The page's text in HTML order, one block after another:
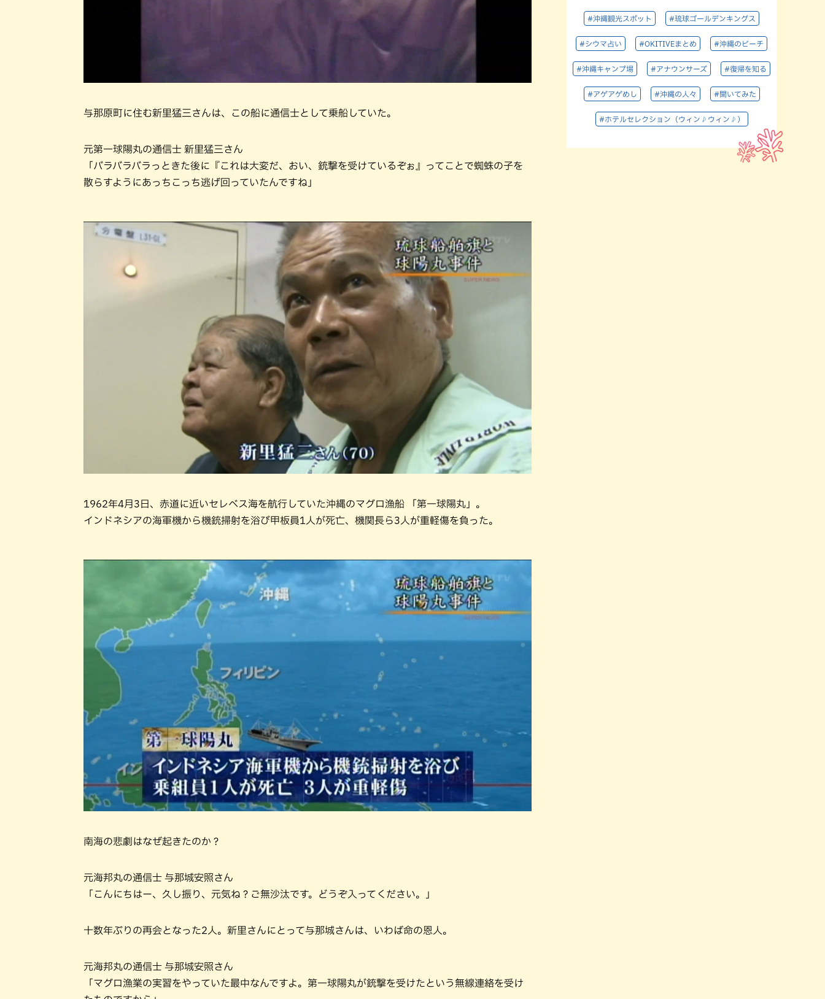
与那原町に住む新里猛三さんは、この船に通信士として乗船していた。
元第一球陽丸の通信士 新里猛三さん
「バラバラバラっときた後に『これは大変だ、おい、銃撃を受けているぞぉ』ってことで蜘蛛の子を
散らすようにあっちこっち逃げ回っていたんですね」
1962年4月3日、赤道に近いセレベス海を航行していた沖縄のマグロ漁船 「第一球陽丸」。
インドネシアの海軍機から機銃掃射を浴び甲板員1人が死亡、機関長ら3人が重軽傷を負った。
南海の悲劇はなぜ起きたのか？
元海邦丸の通信士 与那城安照さん
「こんにちはー、久し振り、元気ね？ご無沙汰です。どうぞ入ってください。」
十数年ぶりの再会となった2人。新里さんにとって与那城さんは、いわば命の恩人。
元海邦丸の通信士 与那城安照さん
「マグロ漁業の実習をやっていた最中なんですよ。第一球陽丸が銃撃を受けたという無線連絡を受け
#沖縄観光スポット #琉球ゴールデンキングス
#シウマ占い #OKITIVEまとめ #沖縄のビーチ
#沖縄キャンプ場 #アナウンサーズ #復帰を知る
#アゲアゲめし #沖縄の人々 #聞いてみた
#ホテルセレクション（ウィン♪ウィン♪）